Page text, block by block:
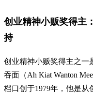
创业精神小贩奖得主
持
创业精神小贩奖得主之一
吞面（Ah Kiat Wanton
档口创于1979年，他是从